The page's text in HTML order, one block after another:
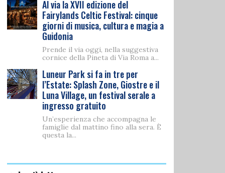
Al via la XVII edizione del
Fairylands Celtic Festival: cinque
giorni di musica, cultura e magia a
Guidonia
Prende il via oggi, nella suggestiva
cornice della Pineta di Via Roma a...
Luneur Park si fa in tre per
l’Estate: Splash Zone, Giostre e il
Luna Village, un festival serale a
ingresso gratuito
Un’esperienza che accompagna le
famiglie dal mattino fino alla sera. È
questa la...